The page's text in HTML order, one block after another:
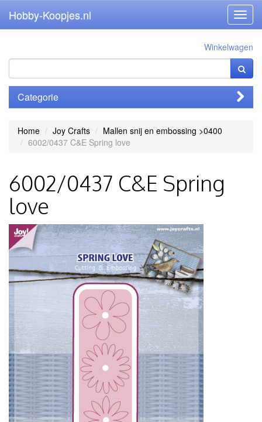
Hobby-Koopjes.nl
Winkelwagen
Categorie
Home Joy Crafts
Mallen snij en embossing >0400
6002/0437 C&E Spring love
6002/0437 C&E Spring
love